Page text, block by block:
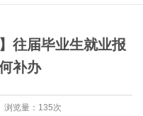
往届毕业生就业报
补办
览量：135次